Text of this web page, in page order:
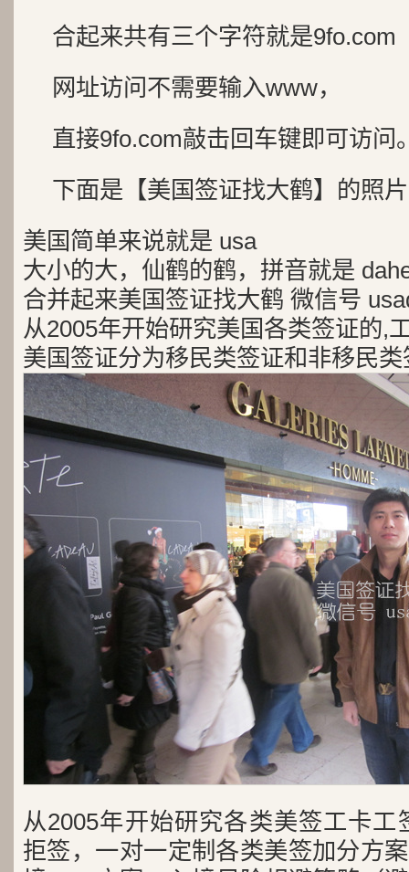
合起来共有三个字符就是9fo.com
网址访问不需要输入www，
直接9fo.com敲击回车键即可访问
下面是【美国签证找大鹤】的照片
美国简单来说就是 usa
大小的大，仙鹤的鹤，拼音就是
合并起来美国签证找大鹤 微信号
从2005年开始研究美国各类签证的,
美国签证分为移民类签证和非移民
从2005年开始研究各类美签工卡工
拒签，一对一定制各类美签加分方